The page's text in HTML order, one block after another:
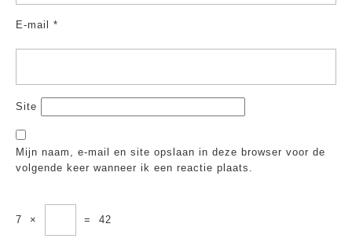
E-mail *
Site
Mijn naam, e-mail en site opslaan in deze browser voor de
volgende keer wanneer ik een reactie plaats.
7 × = 42